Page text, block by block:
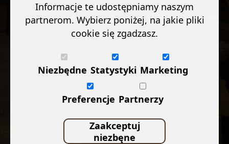
Informacje te udostępniamy naszym
partnerom. Wybierz poniżej, na jakie pliki
cookie się zgadzasz.
Niezbędne Statystyki Marketing
Preferencje Partnerzy
Zaakceptuj
niezbęne